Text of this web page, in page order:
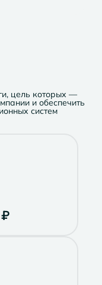
цель которых —
и обеспечить
систем